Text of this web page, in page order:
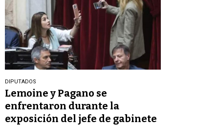
DIPUTADOS
Lemoine y Pagano se
enfrentaron durante la
exposición del jefe de gabinete